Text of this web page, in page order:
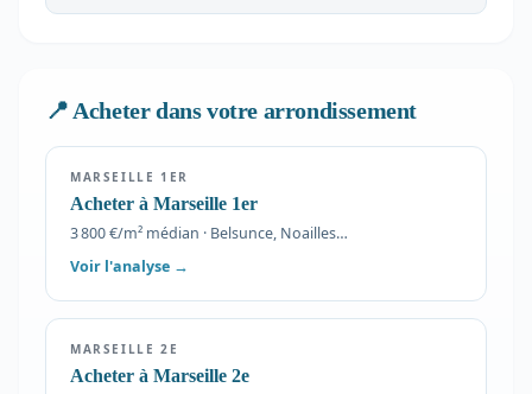
📍 Acheter dans votre arrondissement
MARSEILLE 1ER
Acheter à Marseille 1er
3 800 €/m² médian · Belsunce, Noailles…
Voir l'analyse →
MARSEILLE 2E
Acheter à Marseille 2e